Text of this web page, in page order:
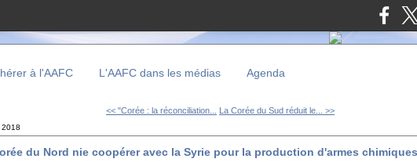
à l'AAFC L'AAFC dans les médias Agenda
<< "Corée : la réconciliation... La Corée du Sud réduit le... >>
2018
du Nord nie coopérer avec la Syrie pour la production d'armes chimiques